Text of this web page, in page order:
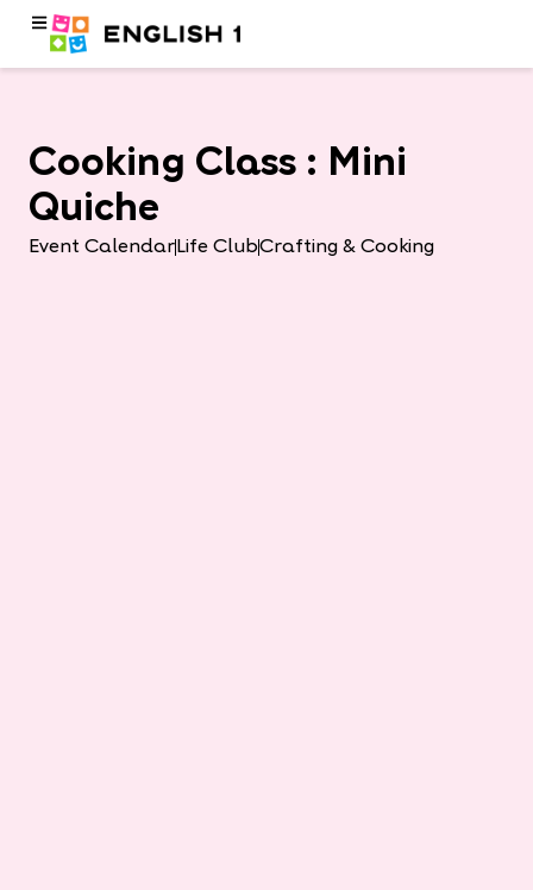
Cooking Class : Mini
Quiche
Event Calendar Life ClubCrafting & Cooking